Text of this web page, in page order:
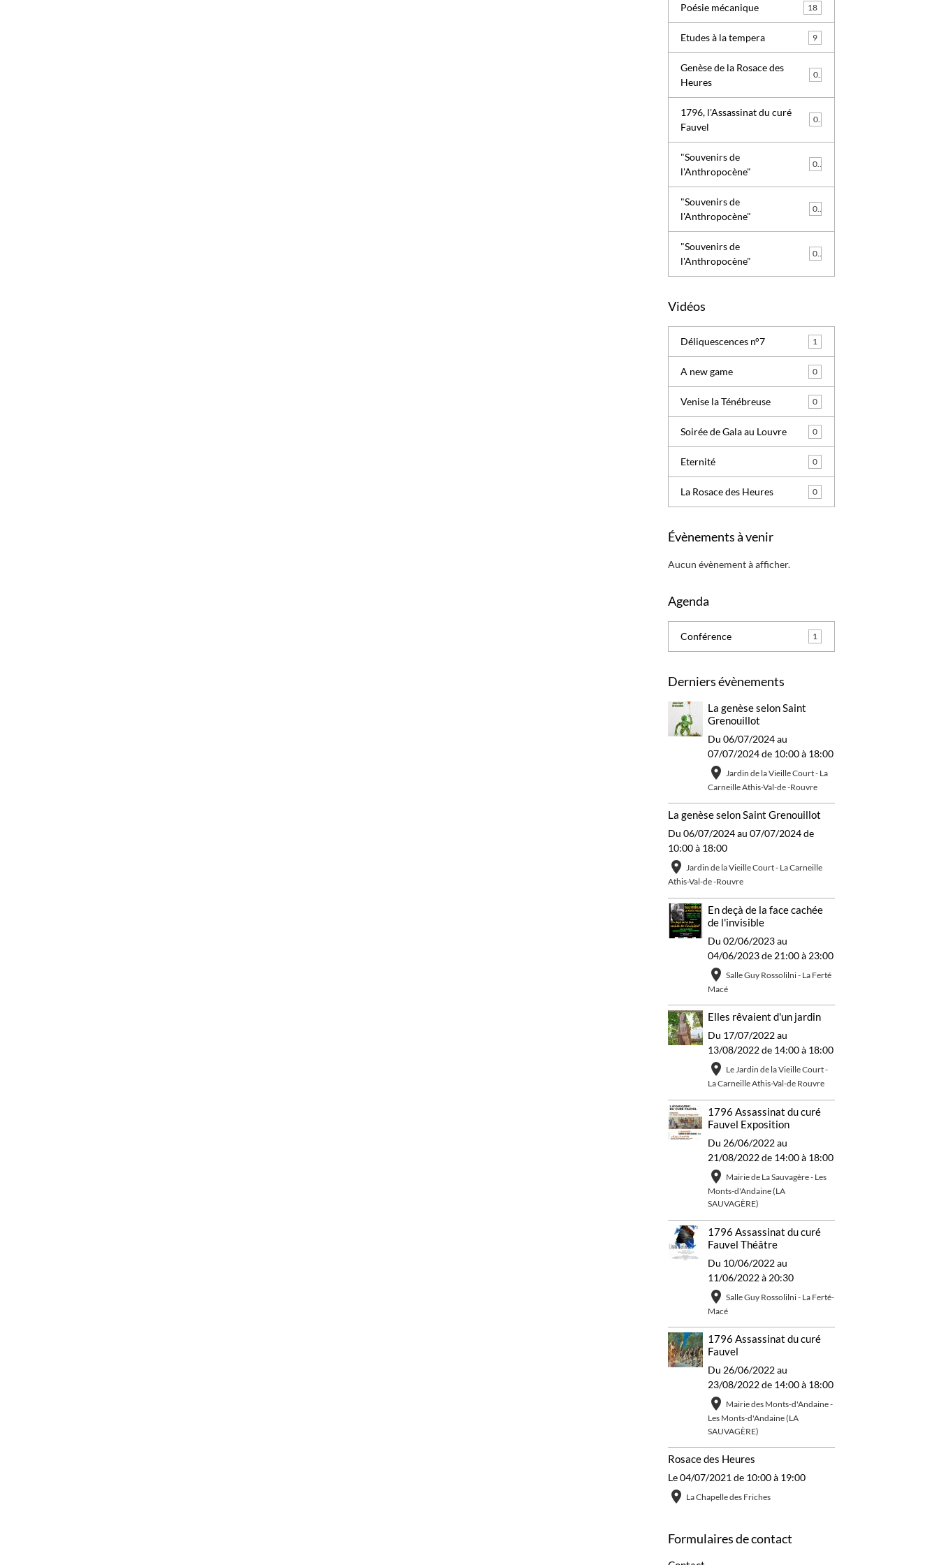
Poésie mécanique 18
Etudes à la tempera 9
Genèse de la Rosace des
Heures
0
1796, l'Assassinat du curé
Fauvel
0
"Souvenirs de
l'Anthropocène"
0
"Souvenirs de
l'Anthropocène"
0
"Souvenirs de
l'Anthropocène"
0
Vidéos
Déliquescences n°7 1
A new game 0
Venise la Ténébreuse 0
Soirée de Gala au Louvre 0
Eternité 0
La Rosace des Heures 0
Évènements à venir
Aucun évènement à afficher.
Agenda
Conférence 1
Derniers évènements
La genèse selon Saint
Grenouillot
Du 06/07/2024au
07/07/2024de 10:00à 18:00
Jardin de la Vieille Court - La
Carneille Athis-Val-de -Rouvre
La genèse selon Saint Grenouillot
Du 06/07/2024au 07/07/2024de
10:00à 18:00
Jardin de la Vieille Court - La Carneille
Athis-Val-de -Rouvre
En deçà de la face cachée
de l'invisible
Du 02/06/2023au
04/06/2023de 21:00à 23:00
Salle Guy Rossolilni - La Ferté
Macé
Elles rêvaient d'un jardin
Du 17/07/2022au
13/08/2022de 14:00à 18:00
Le Jardin de la Vieille Court -
La Carneille Athis-Val-de Rouvre
1796 Assassinat du curé
Fauvel Exposition
Du 26/06/2022au
21/08/2022de 14:00à 18:00
Mairie de La Sauvagère - Les
Monts-d'Andaine (LA
SAUVAGÈRE)
1796 Assassinat du curé
Fauvel Théâtre
Du 10/06/2022au
11/06/2022à 20:30
Salle Guy Rossolilni - La Ferté-
Macé
1796 Assassinat du curé
Fauvel
Du 26/06/2022au
23/08/2022de 14:00à 18:00
Mairie des Monts-d'Andaine -
Les Monts-d'Andaine (LA
SAUVAGÈRE)
Rosace des Heures
Le 04/07/2021 de 10:00à 19:00
La Chapelle des Friches
Formulaires de contact